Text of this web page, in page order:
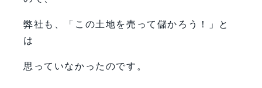
弊社も、「この土地を売って儲かろう！」と
は
思っていなかったのです。